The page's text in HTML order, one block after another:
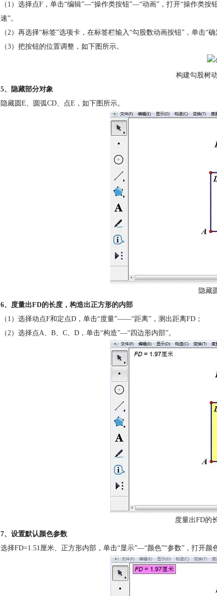
（1）选择点F，单击“编辑”—“操作类按钮”—“动画”，打开“操作类按
速”。
（2）再选择“标签”选项卡，在标签栏输入“勾股数动画按钮”，单击“确
（3）把按钮的位置调整，如下图所示。
构建勾股树
5、隐藏部分对象
隐藏圆E、圆弧CD、点E，如下图所示。
隐藏
6、度量出FD的长度，构造出正方形的内部
（1）选择动点F和定点D，单击“度量”——“距离”，测出距离FD；
（2）选择点A、B、C、D，单击“构造”—“四边形内部”。
度量出FD的
7、设置默认颜色参数
选择FD=1.51厘米、正方形内部，单击“显示”—“颜色”“参数”，打开颜